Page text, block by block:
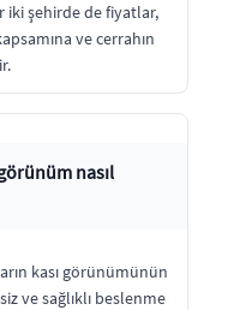
iki şehirde de fiyatlar,
ve cerrahın
nasıl
kası görünümünün
ve sağlıklı beslenme